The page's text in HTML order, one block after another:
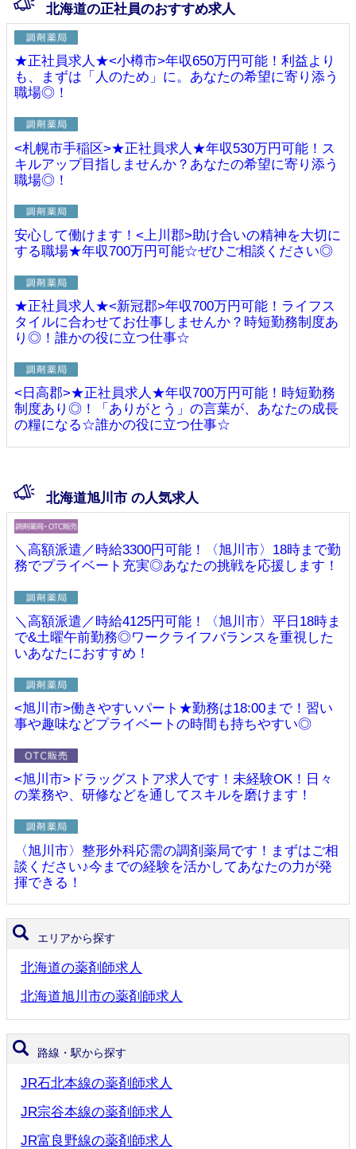
北海道の正社員のおすすめ求人
★正社員求人★<小樽市>年収650万円可能！利益より
も、まずは「人のため」に。あなたの希望に寄り添う
職場◎！
<札幌市手稲区>★正社員求人★年収530万円可能！ス
キルアップ目指しませんか？あなたの希望に寄り添う
職場◎！
安心して働けます！<上川郡>助け合いの精神を大切に
する職場★年収700万円可能☆ぜひご相談ください◎
★正社員求人★<新冠郡>年収700万円可能！ライフス
タイルに合わせてお仕事しませんか？時短勤務制度あ
り◎！誰かの役に立つ仕事☆
<日高郡>★正社員求人★年収700万円可能！時短勤務
制度あり◎！「ありがとう」の言葉が、あなたの成長
の糧になる☆誰かの役に立つ仕事☆
北海道旭川市 の人気求人
＼高額派遣／時給3300円可能！〈旭川市〉18時まで勤
務でプライベート充実◎あなたの挑戦を応援します！
＼高額派遣／時給4125円可能！〈旭川市〉平日18時ま
で&土曜午前勤務◎ワークライフバランスを重視した
いあなたにおすすめ！
<旭川市>働きやすいパート★勤務は18:00まで！習い
事や趣味などプライベートの時間も持ちやすい◎
<旭川市>ドラッグストア求人です！未経験OK！日々
の業務や、研修などを通してスキルを磨けます！
〈旭川市〉整形外科応需の調剤薬局です！まずはご相
談ください♪今までの経験を活かしてあなたの力が発
揮できる！
エリアから探す
北海道の薬剤師求人
北海道旭川市の薬剤師求人
路線・駅から探す
JR石北本線の薬剤師求人
JR宗谷本線の薬剤師求人
JR富良野線の薬剤師求人